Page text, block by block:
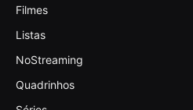
Filmes
Listas
NoStreaming
Quadrinhos